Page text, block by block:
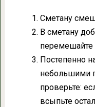
Сметану
В сметану
перемешайте
Постепенно
небольшими
проверьте:
всыпьте